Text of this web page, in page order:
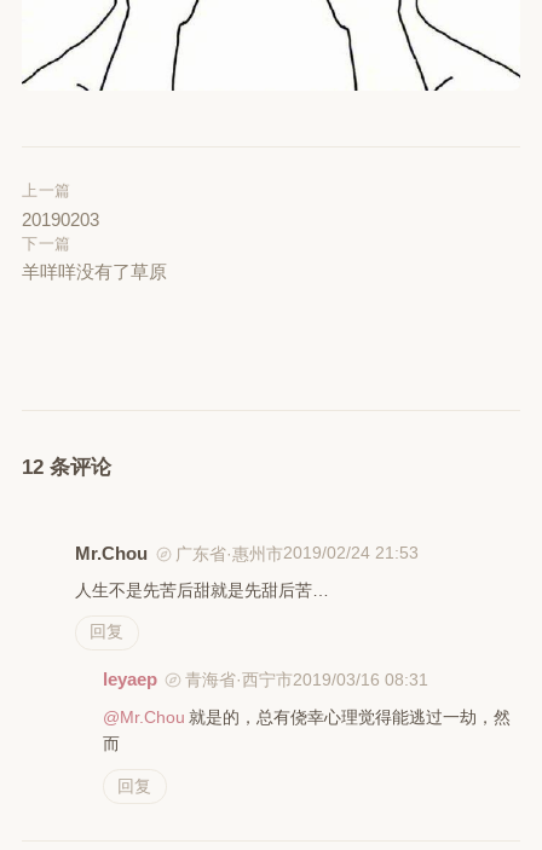
上一篇
20190203
下一篇
羊咩咩没有了草原
12 条评论
Mr.Chou 广东省·惠州市2019/02/24 21:53
人生不是先苦后甜就是先甜后苦…
回复
leyaep 青海省·西宁市2019/03/16 08:31
@Mr.Chou 就是的，总有侥幸心理觉得能逃过一劫，然
而
回复